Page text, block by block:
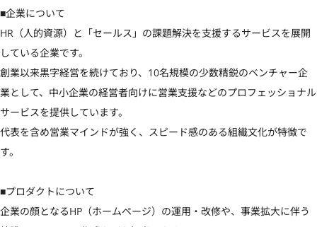
■企業について
HR（人的資源）と「セールス」の課題解決を支援するサービスを展開
している企業です。
創業以来黒字経営を続けており、10名規模の少数精鋭のベンチャー企
業として、中小企業の経営者向けに営業支援などのプロフェッショナル
サービスを提供しています。
代表を含め営業マインドが強く、スピード感のある組織文化が特徴で
す。
■プロダクトについて
企業の顔となるHP（ホームページ）の運用・改修や、事業拡大に伴う